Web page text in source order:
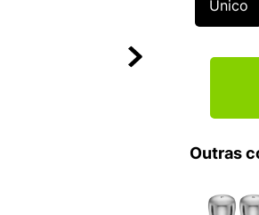
Único
Outras
VEJA COUNTRY